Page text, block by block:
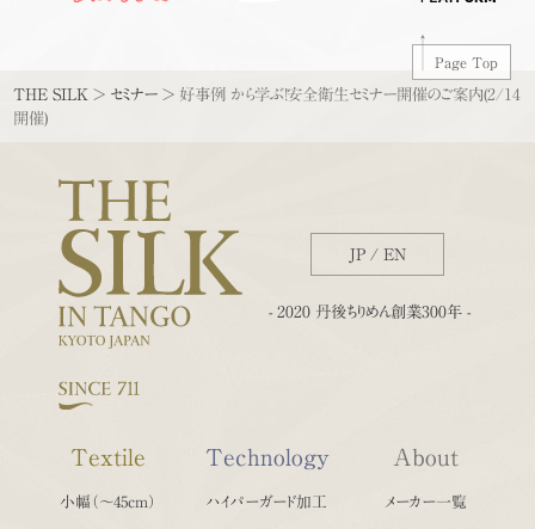
Page Top
THE SILK > セミナー > 好事例 から学ぶ！安全衛生セミナー開催のご案内(2/14
開催)
JP /EN
- 2020 丹後ちりめん創業300年 -
Textile
小幅（〜45cm）
Technology
ハイパーガード加工
About
メーカー一覧